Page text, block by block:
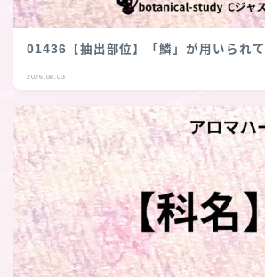
01436【抽出部位】「鱗」が用いられ
2026.08.03